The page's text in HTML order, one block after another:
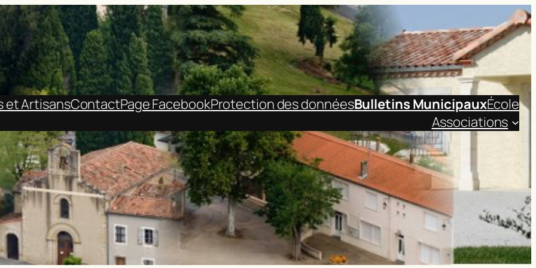
et ArtisansContactPage FacebookProtection des donnéesBulletins MunicipauxÉcole
Associations